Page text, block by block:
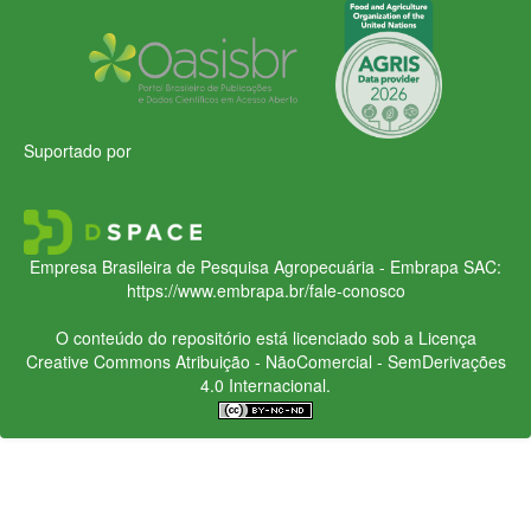
Suportado por
Empresa Brasileira de Pesquisa Agropecuária - Embrapa SAC:
https://www.embrapa.br/fale-conosco
O conteúdo do repositório está licenciado sob a Licença
Creative CommonsAtribuição - NãoComercial - SemDerivações
4.0 Internacional.